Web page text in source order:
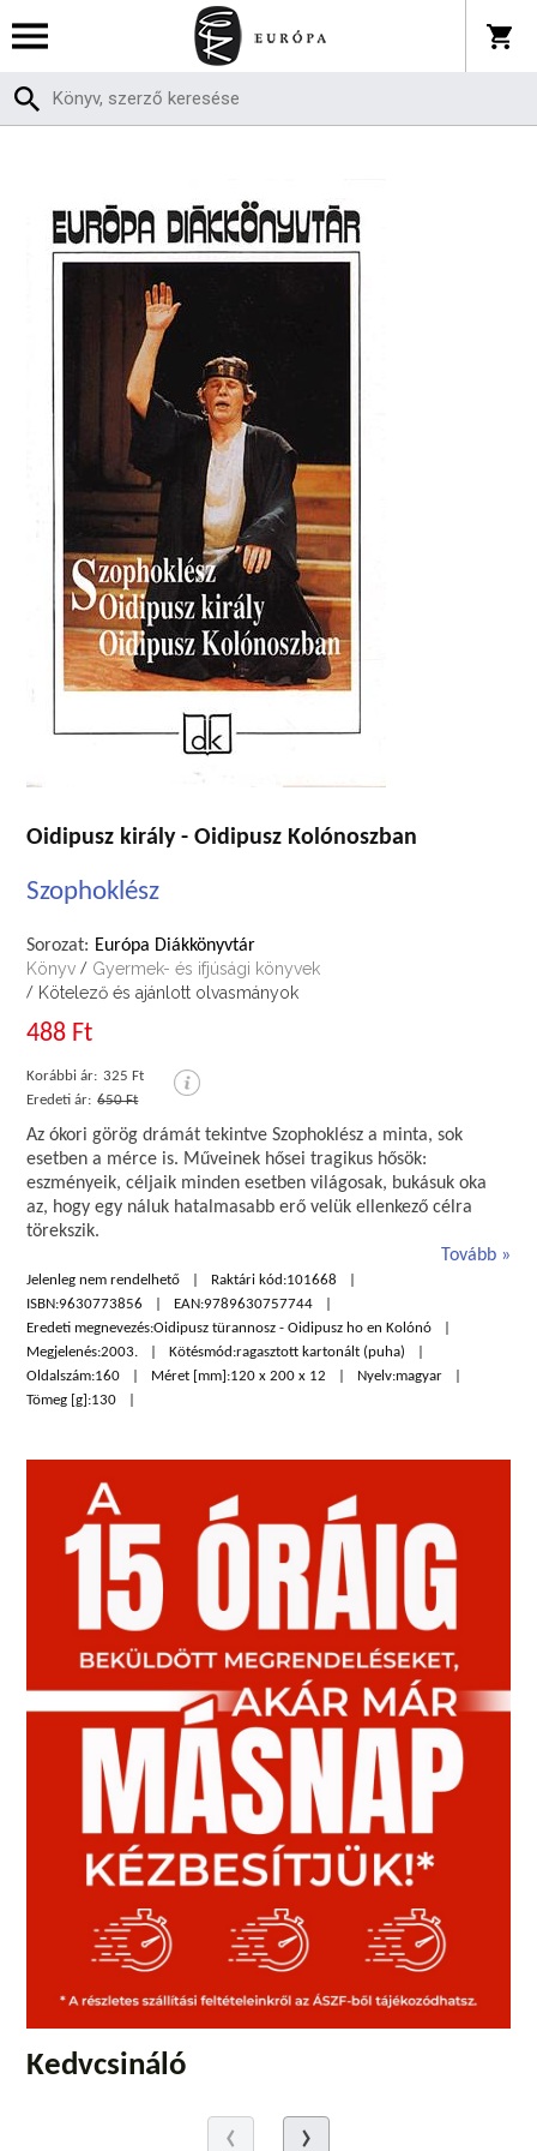
Oidipusz király - Oidipusz Kolónoszban
Szophoklész
Sorozat: Európa Diákkönyvtár
Könyv / Gyermek- és ifjúsági könyvek
/ Kötelező és ajánlott olvasmányok
488 Ft
Korábbi ár: 325 Ft
Eredeti ár: 650 Ft
Az ókori görög drámát tekintve Szophoklész a minta, sok
esetben a mérce is. Műveinek hősei tragikus hősök:
eszményeik, céljaik minden esetben világosak, bukásuk oka
az, hogy egy náluk hatalmasabb erő velük ellenkező célra
törekszik.
Tovább
Jelenleg nem rendelhető Raktári kód:101668
ISBN:9630773856 EAN:9789630757744
Eredeti megnevezés:Oidipusz türannosz - Oidipusz ho en Kolónó
Megjelenés:2003. Kötésmód:ragasztott kartonált (puha)
Oldalszám:160 Méret [mm]:120 x 200 x 12 Nyelv:magyar
Tömeg [g]:130
Kedvcsináló